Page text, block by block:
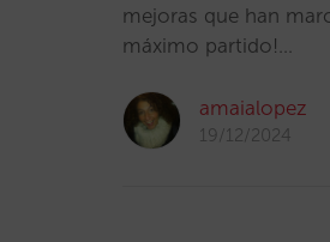
mejoras que han
máximo partido!…
amaialopez
19/12/2024